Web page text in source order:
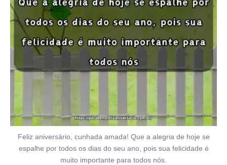
Feliz aniversário, cunhada amada! Que a alegria de hoje se
espalhe por todos os dias do seu ano, pois sua felicidade é
muito importante para todos nós.